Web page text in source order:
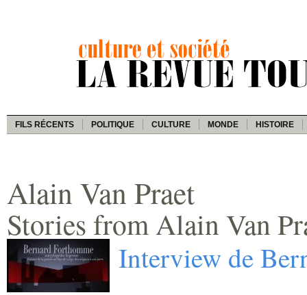
FILS RÉCENTS POLITIQUE CULTURE MONDE HISTOIRE
Alain Van Praet
Stories from Alain Van
Interview de